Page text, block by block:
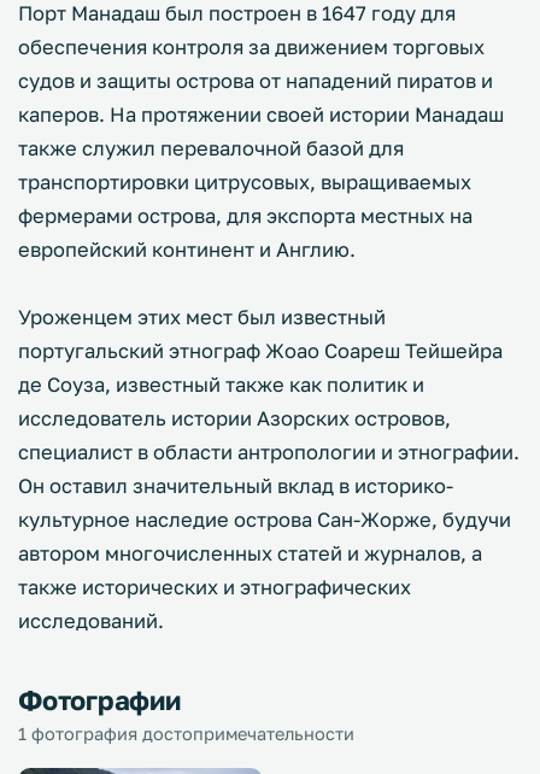
Порт Манадаш был построен в 1647 году для
обеспечения контроля за движением торговых
судов и защиты острова от нападений пиратов и
каперов. На протяжении своей истории Манадаш
также служил перевалочной базой для
транспортировки цитрусовых, выращиваемых
фермерами острова, для экспорта местных на
европейский континент и Англию.
Уроженцем этих мест был известный
португальский этнограф Жоао Соареш Тейшейра
де Соуза, известный также как политик и
исследователь истории Азорских островов,
специалист в области антропологии и этнографии.
Он оставил значительный вклад в историко-
культурное наследие острова Сан-Жорже, будучи
автором многочисленных статей и журналов, а
также исторических и этнографических
исследований.
Фотографии
1 фотография достопримечательности